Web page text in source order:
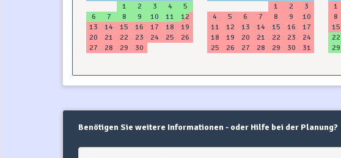
1 2 3 4
5
6
7 8 9 10 11
12
13
14 15 16 17 18
19
20
21 22 23 24 25
26
27
28 29 30
1 2
3
4
5 6 7 8 9
10
11
12 13 14 15 16
17
18
19 20 21 22 23
24
25
26 27 28 29 30 31
1
8
15
22
29
Benötigen Sie weitere Informationen - oder Hilfe bei der Planung?